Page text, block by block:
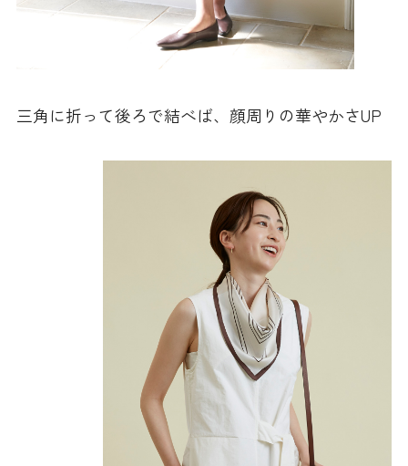
三角に折って後ろで結べば、顔周りの華やかさUP